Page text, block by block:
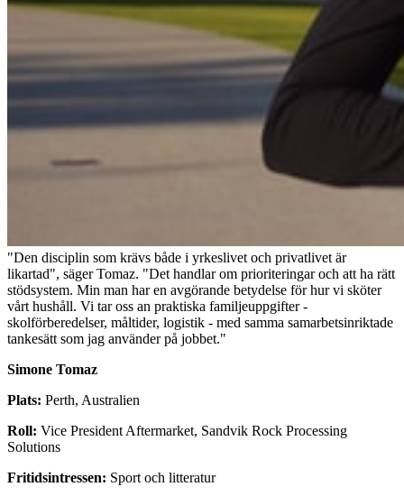
"Den disciplin som krävs både i yrkeslivet och privatlivet är
likartad", säger Tomaz. "Det handlar om prioriteringar och att ha rätt
stödsystem. Min man har en avgörande betydelse för hur vi sköter
vårt hushåll. Vi tar oss an praktiska familjeuppgifter -
skolförberedelser, måltider, logistik - med samma samarbetsinriktade
tankesätt som jag använder på jobbet."
Simone Tomaz
Plats: Perth, Australien
Roll: Vice President Aftermarket, Sandvik Rock Processing
Solutions
Fritidsintressen: Sport och litteratur